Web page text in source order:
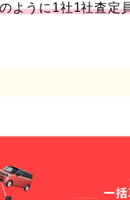
ように1社1社査定